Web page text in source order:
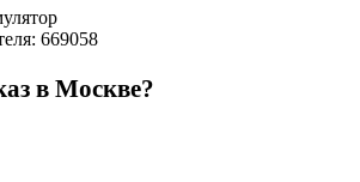
: 669058
в Москве?